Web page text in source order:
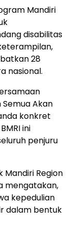
Mandiri
disabilitas
28
nasional.
Akan
konkret
ini
penjuru
Mandiri Region
mengatakan,
kepedulian
dalam bentuk